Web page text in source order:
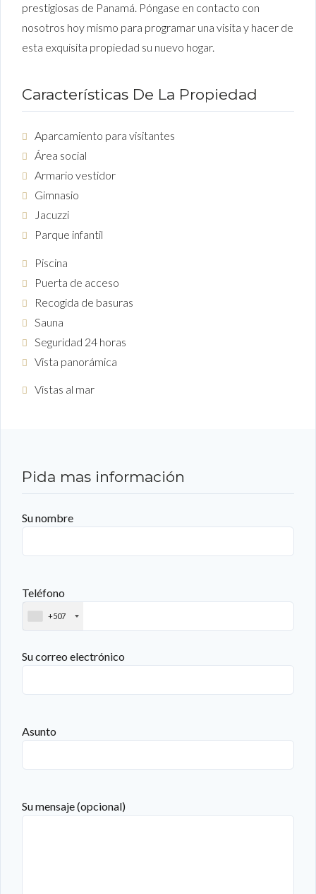
prestigiosas de Panamá. Póngase en contacto con
nosotros hoy mismo para programar una visita y hacer de
esta exquisita propiedad su nuevo hogar.
Características De La Propiedad
Aparcamiento para visitantes
Área social
Armario vestidor
Gimnasio
Jacuzzi
Parque infantil
Piscina
Puerta de acceso
Recogida de basuras
Sauna
Seguridad 24 horas
Vista panorámica
Vistas al mar
Pida mas información
Su nombre
Teléfono
+507
Su correo electrónico
Asunto
Su mensaje (opcional)